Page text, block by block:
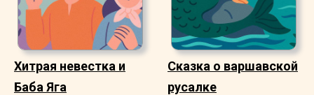
Хитрая невестка и
Баба Яга
Сказка о варшавской
русалке